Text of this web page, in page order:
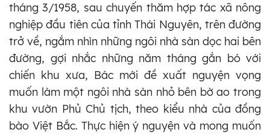
tháng 3/1958, sau chuyến thăm hợp tác xã nông
nghiệp đầu tiên của tỉnh Thái Nguyên, trên đường
trở về, ngắm nhìn những ngôi nhà sàn dọc hai bên
đường, gợi nhắc những năm tháng gắn bó với
chiến khu xưa, Bác mới đề xuất nguyện vọng
muốn làm một ngôi nhà sàn nhỏ bên bờ ao trong
khu vườn Phủ Chủ tịch, theo kiểu nhà của đồng
bào Việt Bắc. Thực hiện ý nguyện và mong muốn